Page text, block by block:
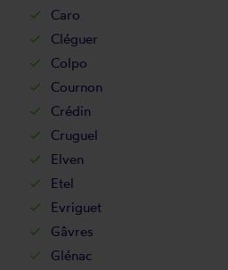
Caro
Cléguer
Colpo
Cournon
Crédin
Cruguel
Elven
Etel
Evriguet
Gâvres
Glénac